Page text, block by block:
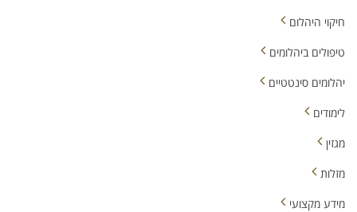
חיקוי היהלום
טיפולים ביהלומים
יהלומים סינטטיים
לימודים
מגזין
מזלות
מידע מקצועי